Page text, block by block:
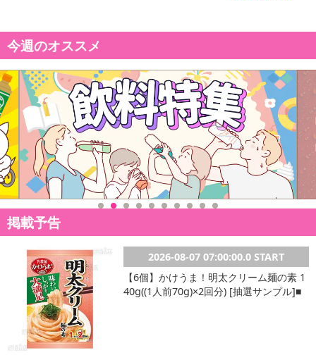
発送日カレンダー
休業日
その他共通および商品カテゴリー別注意事項（※必ずご確認くだ
さい）
こちらの情報は 2026-07-09 14:13:35.0での情報となります。
今週のオススメ
掲載予告
2026-08-07 07:00:00.0 START
【6個】かけうま！明太クリーム麺の素 1
40g((1人前70g)×2回分) [抽選サンプル]■